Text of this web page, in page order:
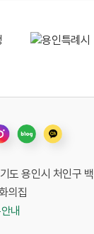
도 용인시 처인구
의집
내